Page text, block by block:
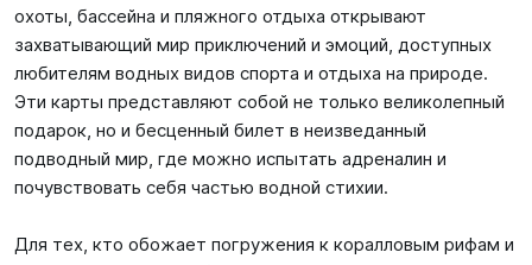
охоты, бассейна и пляжного отдыха открывают
захватывающий мир приключений и эмоций, доступных
любителям водных видов спорта и отдыха на природе.
Эти карты представляют собой не только великолепный
подарок, но и бесценный билет в неизведанный
подводный мир, где можно испытать адреналин и
почувствовать себя частью водной стихии.
Для тех, кто обожает погружения к коралловым рифам и